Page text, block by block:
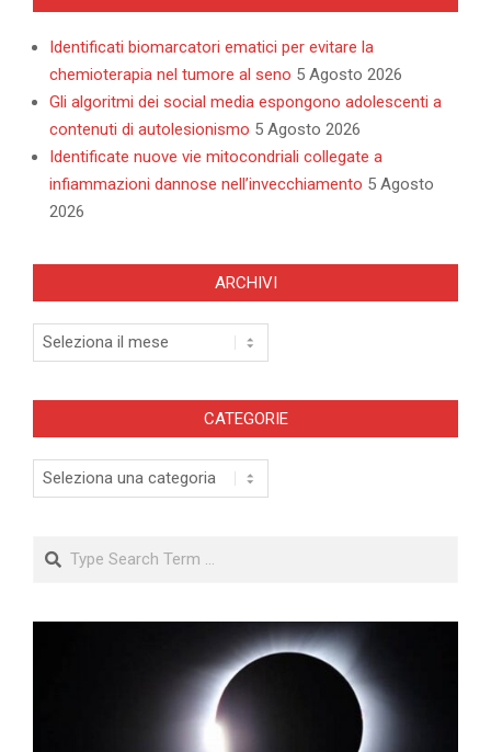
Identificati biomarcatori ematici per evitare la
chemioterapia nel tumore al seno 5 Agosto 2026
Gli algoritmi dei social media espongono adolescenti a
contenuti di autolesionismo 5 Agosto 2026
Identificate nuove vie mitocondriali collegate a
infiammazioni dannose nell’invecchiamento 5 Agosto
2026
ARCHIVI
Archivi
CATEGORIE
Categorie
Search